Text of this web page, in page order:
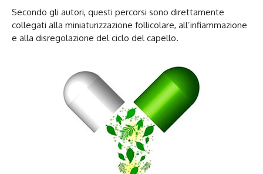
Secondo gli autori, questi percorsi sono direttamente
collegati alla miniaturizzazione follicolare, all’infiammazione
e alla disregolazione del ciclo del capello.